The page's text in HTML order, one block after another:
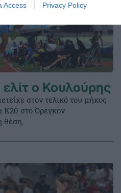
Access Privacy Policy
ο Κουλούρης
στον τελικό του μήκος
Κ20 στο Όρεγκον
θέση.